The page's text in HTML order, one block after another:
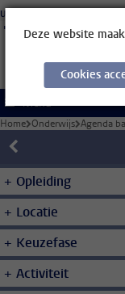
Universiteit Leiden
Menu
Home Onderwijs Agenda
Opleiding
Locatie
Keuzefase
Activiteit
Deze website
Cookies